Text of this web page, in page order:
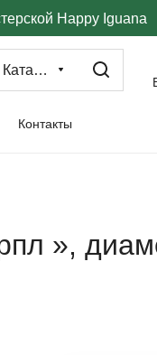
Happy Iguana
Каталог
Контакты
»,